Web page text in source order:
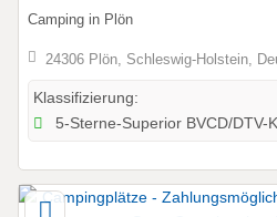
Camping in Plön
24306 Plön, Schleswig-Holstein,
Klassifizierung:
5-Sterne-Superior BVCD/DTV-